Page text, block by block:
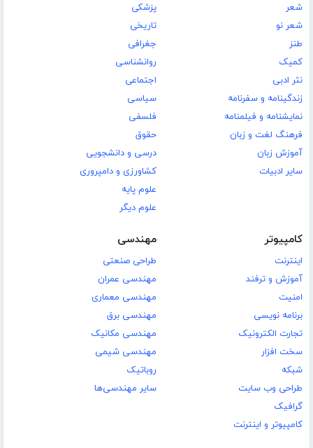
شعر
شعر نو
طنز
کمیک
نثر ادبی
زندگینامه و سفرنامه
نمایشنامه و فیلمنامه
فرهنگ لغت و زبان
آموزش زبان
سایر ادبیات
پزشکی
تاریخی
جغرافی
روانشناسی
اجتماعی
سیاسی
فلسفی
حقوق
درسی و دانشجویی
کشاورزی و دامپروری
علوم پایه
علوم دیگر
کامپیوتر
اینترنت
آموزش و ترفند
امنیت
برنامه نویسی
تجارت الکترونیک
سخت افزار
شبکه
طراحی وب سایت
گرافیک
کامپیوتر و اینترنت
مهندسی
طراحی صنعتی
مهندسی عمران
مهندسی معماری
مهندسی برق
مهندسی مکانیک
مهندسی شیمی
روباتیک
سایر مهندسی‌ها